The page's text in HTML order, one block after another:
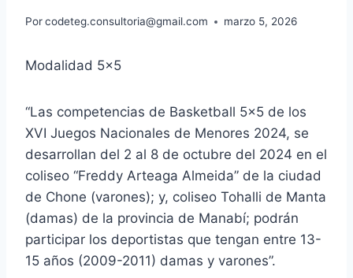
Porcodeteg.consultoria@gmail.com marzo 5, 2026
Modalidad 5×5
“Las competencias de Basketball 5×5 de los
XVI Juegos Nacionales de Menores 2024, se
desarrollan del 2 al 8 de octubre del 2024 en el
coliseo “Freddy Arteaga Almeida” de la ciudad
de Chone (varones); y, coliseo Tohalli de Manta
(damas) de la provincia de Manabí; podrán
participar los deportistas que tengan entre 13-
15 años (2009-2011) damas y varones”.